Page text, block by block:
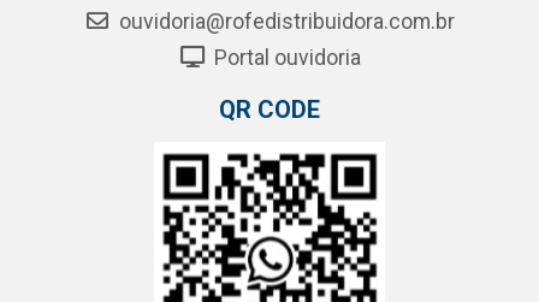
ouvidoria@rofedistribuidora.com.br
Portal ouvidoria
QR CODE